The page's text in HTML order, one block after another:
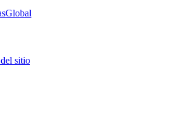
Global
sitio